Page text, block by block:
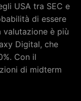
USA tra SEC e
di essere
è più
Digital, che
Con il
di midterm